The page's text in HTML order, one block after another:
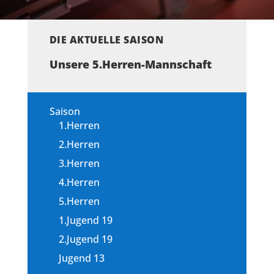
DIE AKTUELLE SAISON
Unsere 5.Herren-Mannschaft
Saison
1.Herren
2.Herren
3.Herren
4.Herren
5.Herren
1.Jugend 19
2.Jugend 19
Jugend 13